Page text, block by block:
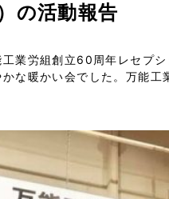
の活動報告
業労組創立60周年レセプ
な暖かい会でした。万能